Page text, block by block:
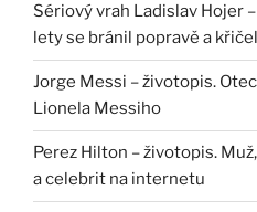
Sériový vrah Ladislav Hojer
lety se bránil popravě a
Jorge Messi – životopis.
Lionela Messiho
Perez Hilton – životopis.
a celebrit na internetu